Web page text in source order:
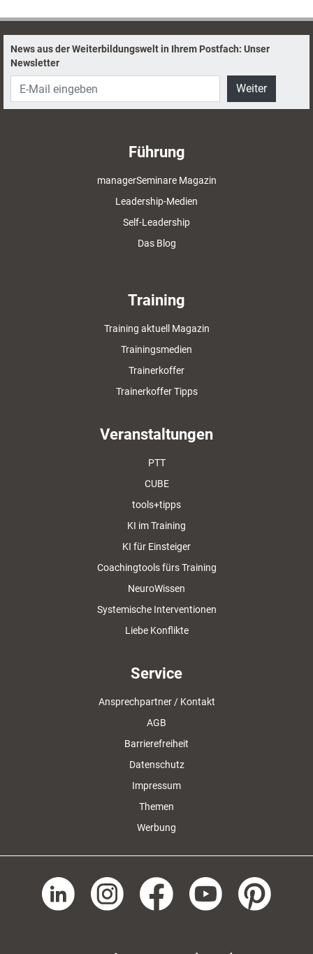
News aus der Weiterbildungswelt in Ihrem Postfach: Unser
Newsletter
Weiter
Führung
managerSeminare Magazin
Leadership-Medien
Self-Leadership
Das Blog
Training
Training aktuell Magazin
Trainingsmedien
Trainerkoffer
Trainerkoffer Tipps
Veranstaltungen
PTT
CUBE
tools+tipps
KI im Training
KI für Einsteiger
Coachingtools fürs Training
NeuroWissen
Systemische Interventionen
Liebe Konflikte
Service
Ansprechpartner / Kontakt
AGB
Barrierefreiheit
Datenschutz
Impressum
Themen
Werbung